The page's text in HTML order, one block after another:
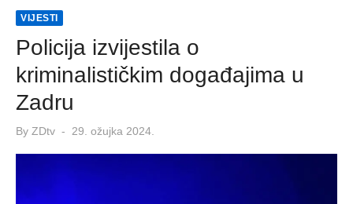
VIJESTI
Policija izvijestila o
kriminalističkim događajima u
Zadru
By ZDtv
Posted
29. ožujka 2024.